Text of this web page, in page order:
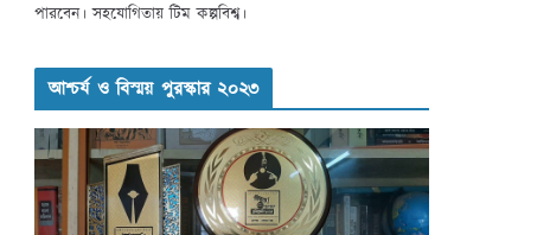
পারবেন। সহযোগিতায় টিম কল্পবিশ্ব।
আশ্চর্য ও বিস্ময় পুরস্কার ২০২৩